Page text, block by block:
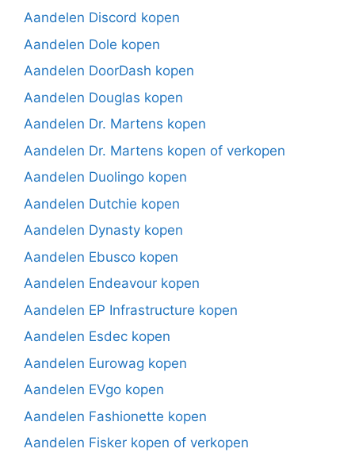
Aandelen Discord kopen
Aandelen Dole kopen
Aandelen DoorDash kopen
Aandelen Douglas kopen
Aandelen Dr. Martens kopen
Aandelen Dr. Martens kopen of verkopen
Aandelen Duolingo kopen
Aandelen Dutchie kopen
Aandelen Dynasty kopen
Aandelen Ebusco kopen
Aandelen Endeavour kopen
Aandelen EP Infrastructure kopen
Aandelen Esdec kopen
Aandelen Eurowag kopen
Aandelen EVgo kopen
Aandelen Fashionette kopen
Aandelen Fisker kopen of verkopen